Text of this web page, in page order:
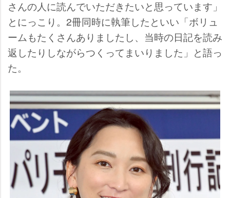
さんの人に読んでいただきたいと思っています」
とにっこり。2冊同時に執筆したといい「ボリュ
ームもたくさんありましたし、当時の日記を読み
返したりしながらつくってまいりました」と語っ
た。